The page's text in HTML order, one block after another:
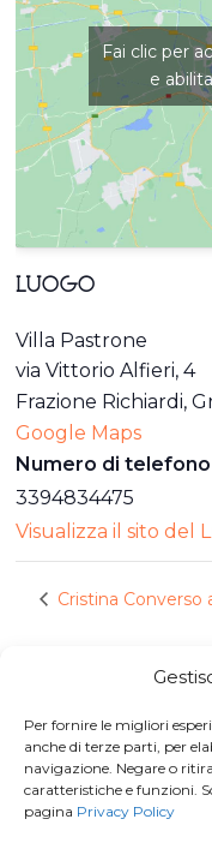
Per fornire le migliori
anche di terze parti, per
navigazione. Negare o
caratteristiche e funzioni.
pagina Privacy Policy
LUOGO
Villa Pastrone
via Vittorio Alfieri, 4
Frazione Richiardi,
Google Maps
Numero di telefono
3394834475
Visualizza il sito del
Fai clic per
e
Cristina Converso
Iscriviti